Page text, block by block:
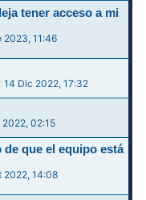
tener acceso a mi
2023, 11:46
14 Dic 2022, 17:32
02:15
de que el equipo está
2022, 14:08